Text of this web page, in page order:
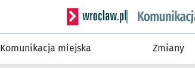
Serwis informacyjny
Komunikacja miejska Zmiany